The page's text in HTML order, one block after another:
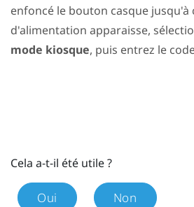
enfoncé le bouton casque jusqu'à
d'alimentation apparaisse,
mode kiosque, puis entrez le
Cela a-t-il été utile ?
Oui Non